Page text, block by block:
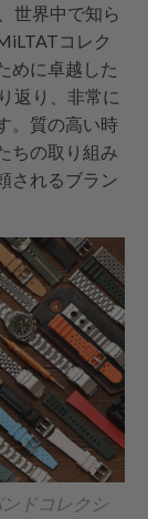
世界中で知ら
コレク
めに卓越した
返り、非常に
。質の高い時
ちの取り組み
されるブラン
ドコレクシ